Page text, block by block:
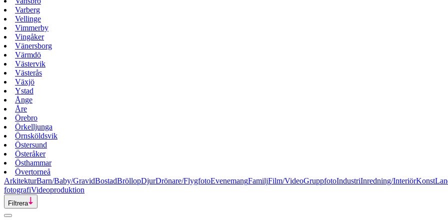
Varberg
Vellinge
Vimmerby
Vingåker
Vänersborg
Värmdö
Västervik
Västerås
Växjö
Ystad
Ånge
Åre
Örebro
Örkelljunga
Örnsköldsvik
Östersund
Österåker
Östhammar
Övertorneå
ArkitekturBarn/Baby/GravidBostadBröllopDjurDrönare/FlygfotoEvenemangFamiljFilm/VideoGruppfotoIndustriInredning/InteriörKonst
fotografiVideoproduktion
Filtrera